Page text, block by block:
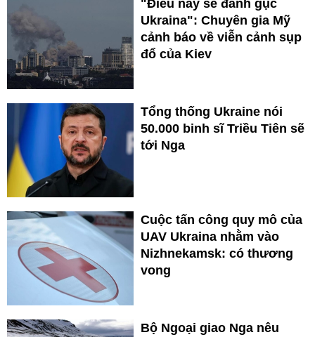
"Điều này sẽ đánh gục
Ukraina": Chuyên gia Mỹ
cảnh báo về viễn cảnh sụp
đổ của Kiev
Tổng thống Ukraine nói
50.000 binh sĩ Triều Tiên sẽ
tới Nga
Cuộc tấn công quy mô của
UAV Ukraina nhằm vào
Nizhnekamsk: có thương
vong
Bộ Ngoại giao Nga nêu